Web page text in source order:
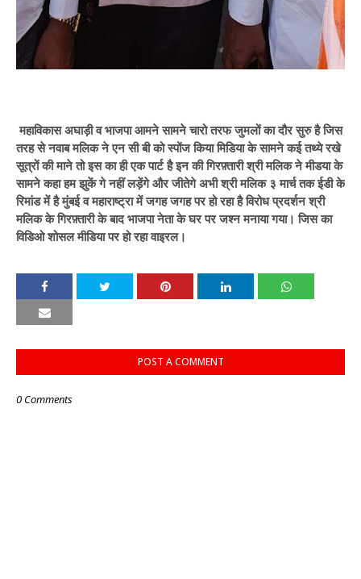
महाविकास अघाड़ी व भाजपा आमने सामने चारो तरफ जुमलों का दौर सुरु है जिस
तरह से नवाब मलिक ने एन सी बी को स्पोंज किया मिडिया के सामने कई तथ्ये रखे
सूत्रों की माने तो इस का ही एक पार्ट है इन की गिरफ़्तारी श्री मलिक ने मीडया के
सामने कहा हम झुकें गे नहीं लड़ेंगे और जीतेगे अभी श्री मलिक ३ मार्च तक ईडी के
रिमांड में है मुंबई व महाराष्ट्रा में जगह जगह पर हो रहा है विरोध प्रदर्शन श्री
मलिक के गिरफ़्तारी के बाद भाजपा नेता के घर पर जश्न मनाया गया। जिस का
विडिओ शोसल मीडिया पर हो रहा वाइरल।
POST A COMMENT
0 Comments